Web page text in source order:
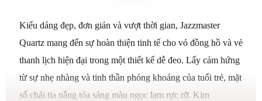
Kiểu dáng đẹp, đơn giản và vượt thời gian, Jazzmaster
Quartz mang đến sự hoàn thiện tinh tế cho vỏ đồng hồ và vẻ
thanh lịch hiện đại trong một thiết kế dễ đeo. Lấy cảm hứng
từ sự nhẹ nhàng và tinh thần phóng khoáng của tuổi trẻ, mặt
số chải tia nắng tỏa sáng màu ngọc lam rực rỡ. Kim